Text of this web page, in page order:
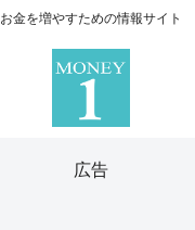
お金を増やすための情報サイト
広告